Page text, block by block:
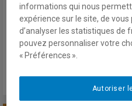
3
En
informations qui nous
expérience sur le site, de
d’analyser les statistiques de
pouvez personnaliser votre
« Préférences ».
Autoriser